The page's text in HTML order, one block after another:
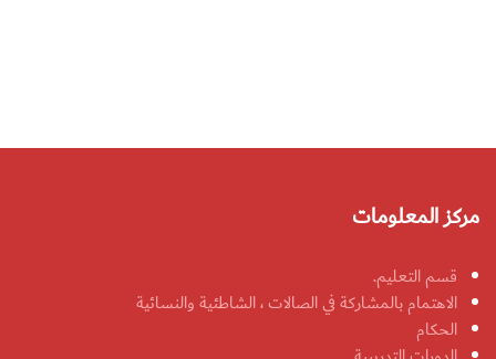
مركز المعلومات
قسم التعليم.
الاهتمام بالمشاركة في الصالات ، الشاطئية والنسائية
الحكام